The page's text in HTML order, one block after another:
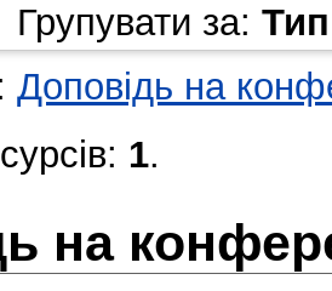
Групувати за:
Доповідь на
1.
на